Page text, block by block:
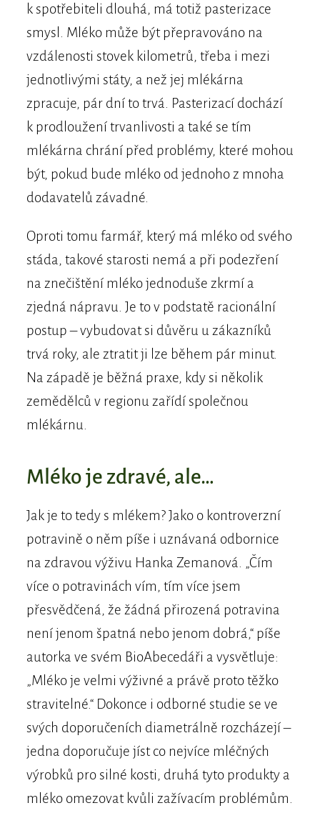
k spotřebiteli dlouhá, má totiž pasterizace
smysl. Mléko může být přepravováno na
vzdálenosti stovek kilometrů, třeba i mezi
jednotlivými státy, a než jej mlékárna
zpracuje, pár dní to trvá. Pasterizací dochází
k prodloužení trvanlivosti a také se tím
mlékárna chrání před problémy, které mohou
být, pokud bude mléko od jednoho z mnoha
dodavatelů závadné.
Oproti tomu farmář, který má mléko od svého
stáda, takové starosti nemá a při podezření
na znečištění mléko jednoduše zkrmí a
zjedná nápravu. Je to v podstatě racionální
postup – vybudovat si důvěru u zákazníků
trvá roky, ale ztratit ji lze během pár minut.
Na západě je běžná praxe, kdy si několik
zemědělců v regionu zařídí společnou
mlékárnu.
Mléko je zdravé, ale…
Jak je to tedy s mlékem? Jako o kontroverzní
potravině o něm píše i uznávaná odbornice
na zdravou výživu Hanka Zemanová. „Čím
více o potravinách vím, tím více jsem
přesvědčená, že žádná přirozená potravina
není jenom špatná nebo jenom dobrá,“ píše
autorka ve svém BioAbecedáři a vysvětluje:
„Mléko je velmi výživné a právě proto těžko
stravitelné.“ Dokonce i odborné studie se ve
svých doporučeních diametrálně rozcházejí –
jedna doporučuje jíst co nejvíce mléčných
výrobků pro silné kosti, druhá tyto produkty a
mléko omezovat kvůli zažívacím problémům.